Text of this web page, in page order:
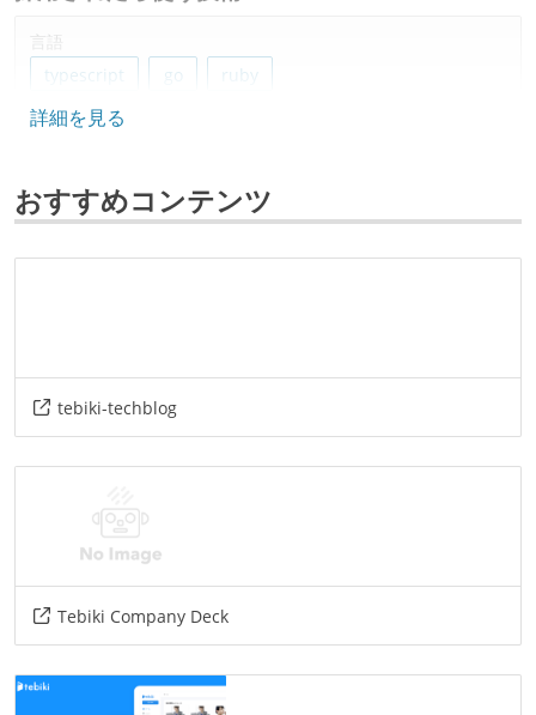
言語
typescript
go ruby
フレームワーク
データベース
mysql
google-bigquery
情報共有ツール
slack
google-cloud-platform
amazon-web-services
github-actions
datadog
詳細を見る
おすすめコンテンツ
tebiki-techblog
Tebiki Company Deck